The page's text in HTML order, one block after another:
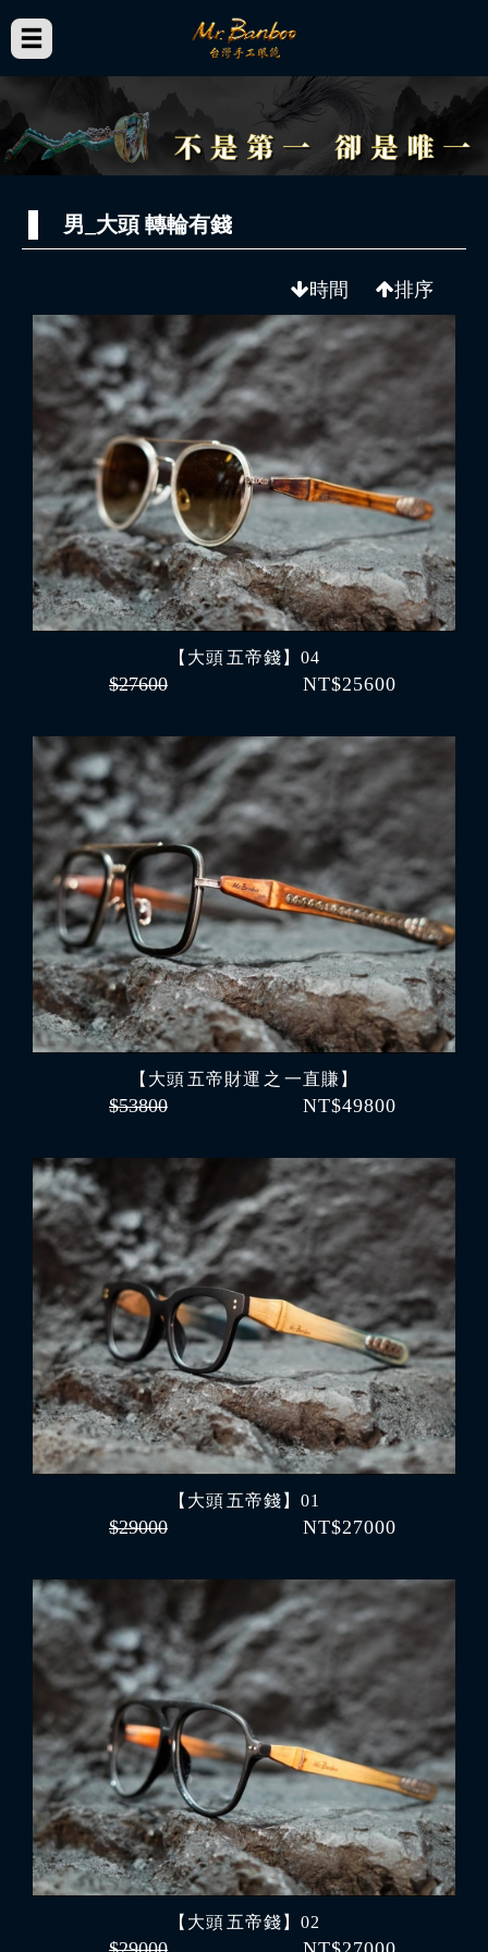
男_大頭 轉輪有錢
時間 排序
【大頭 五帝錢】04
$27600 NT$25600
【大頭 五帝財運 之 一直賺】
$53800 NT$49800
【大頭 五帝錢】01
$29000 NT$27000
【大頭 五帝錢】02